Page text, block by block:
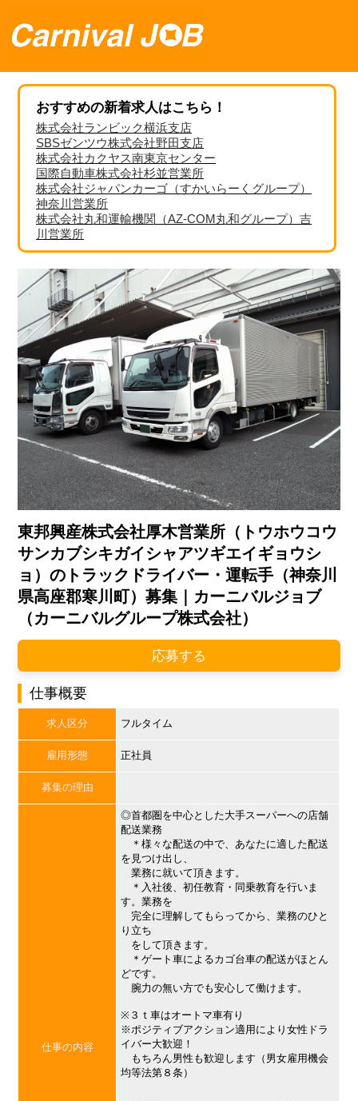
おすすめの新着求人はこちら！
株式会社ランビック横浜支店
SBSゼンツウ株式会社野田支店
株式会社カクヤス南東京センター
国際自動車株式会社杉並営業所
株式会社ジャパンカーゴ（すかいらーくグループ）
神奈川営業所
株式会社丸和運輸機関（AZ-COM丸和グループ）吉
川営業所
東邦興産株式会社厚木営業所（トウホウコウ
サンカブシキガイシャアツギエイギョウシ
ョ）のトラックドライバー・運転手（神奈川
県高座郡寒川町）募集｜カーニバルジョブ
（カーニバルグループ株式会社）
応募する
仕事概要
求人区分 フルタイム
雇用形態 正社員
募集の理由
仕事の内容
◎首都圏を中心とした大手スーパーへの店舗
配送業務
＊様々な配送の中で、あなたに適した配送
を見つけ出し、
業務に就いて頂きます。
＊入社後、初任教育・同乗教育を行いま
す。業務を
完全に理解してもらってから、業務のひと
り立ち
をして頂きます。
＊ゲート車によるカゴ台車の配送がほとん
どです。
腕力の無い方でも安心して働けます。
※３ｔ車はオートマ車有り
※ポジティブアクション適用により女性ドラ
イバー大歓迎！
もちろん男性も歓迎します（男女雇用機会
均等法第８条）